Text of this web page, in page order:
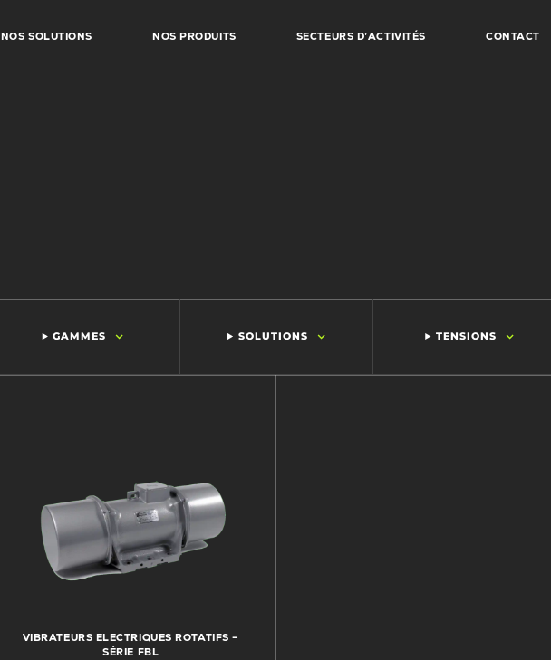
NOS SOLUTIONS NOS PRODUITS SECTEURS D’ACTIVITÉS CONTACT
GAMMES SOLUTIONS TENSIONS
VIBRATEURS ELECTRIQUES ROTATIFS –
SÉRIE FBL